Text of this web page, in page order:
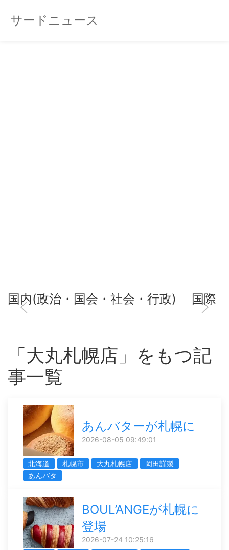
サードニュース
国内(政治・国会・社会・行政) 国際
「大丸札幌店」をもつ記
事一覧
あんバターが札幌に
2026-08-05 09:49:01
北海道 札幌市 大丸札幌店
岡田謹製
あんバタ
BOUL’ANGEが札幌に
登場
2026-07-24 10:25:16